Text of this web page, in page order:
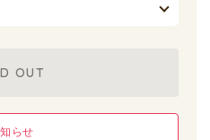
OUT
らせ